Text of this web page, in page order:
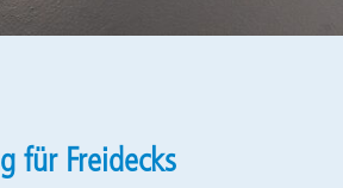
für Freidecks